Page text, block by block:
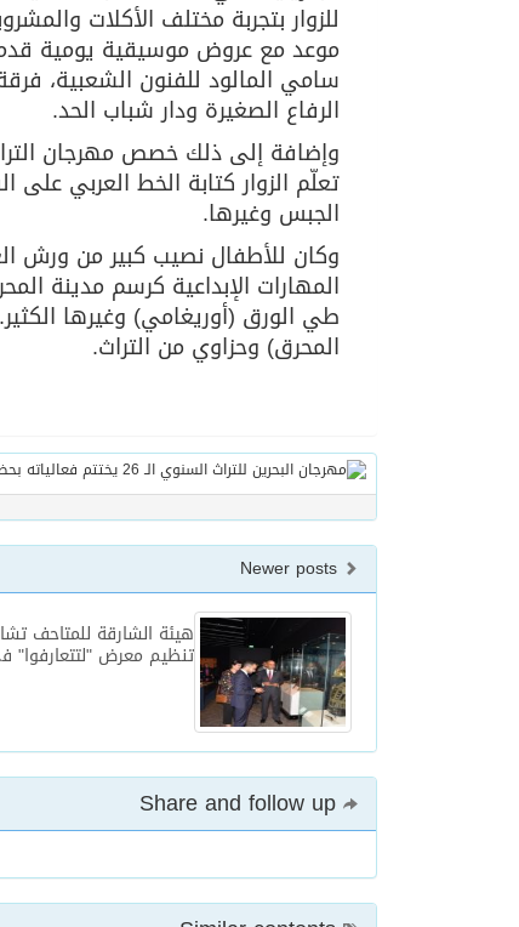
للزوار بتجربة مختلف الأكلات
موعد مع عروض موسيقية يومية
سامي المالود للفنون الشعبية،
الرفاع الصغيرة ودار شباب الحد.
وإضافة إلى ذلك خصص مهرجان
تعلّم الزوار كتابة الخط العربي على
الجبس وغيرها.
وكان للأطفال نصيب كبير من ورش
المهارات الإبداعية كرسم مدينة
طي الورق (أوريغامي) وغيرها
المحرق) وحزاوي من التراث.
هيئة الشارقة للمتاحف
تنظيم معرض "لتتعارفوا"